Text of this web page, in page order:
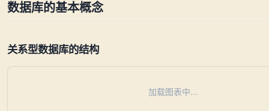
数据库的基本概念
关系型数据库的结构
加载图表中...